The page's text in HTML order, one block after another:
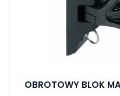
OBROTOWY BLOK